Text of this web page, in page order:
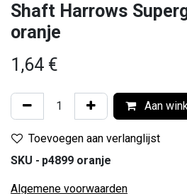
Shaft Harrows
oranje
1,64 €
Aan
Toevoegen aan verlanglijst
SKU - p4899 oranje
Algemene voorwaarden